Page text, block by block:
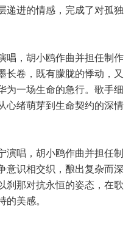
递进的情感，完成了对孤独
唱，胡小鸥作曲并担任制作
长卷，既有朦胧的悸动，又
为一场生命的急行。歌手细
心绪萌芽到生命契约的深情
演唱，胡小鸥作曲并担任制
意识相交织，酿出复杂而深
刹那对抗永恒的姿态，在歌
的美感。